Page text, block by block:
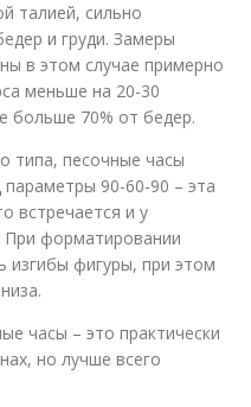
талией, сильно
и груди. Замеры
в этом случае примерно
меньше на 20-30
больше 70% от бедер.
типа, песочные часы
90-60-90 – эта
встречается и у
При форматировании
изгибы фигуры, при этом
часы – это практически
но лучше всего